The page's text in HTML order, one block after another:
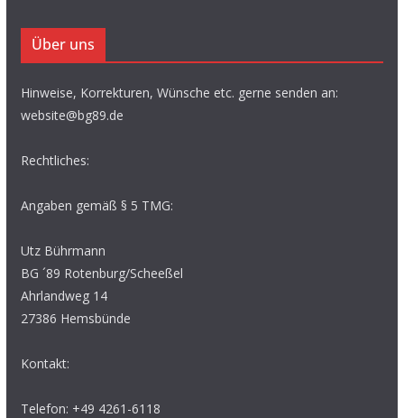
Über uns
Hinweise, Korrekturen, Wünsche etc. gerne senden an:
website@bg89.de
Rechtliches:
Angaben gemäß § 5 TMG:
Utz Bührmann
BG ´89 Rotenburg/Scheeßel
Ahrlandweg 14
27386 Hemsbünde
Kontakt:
Telefon: +49 4261-6118